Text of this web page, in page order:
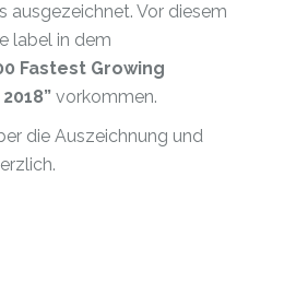
ausgezeichnet. Vor diesem
label in dem
Fastest Growing
vorkommen.
die Auszeichnung und